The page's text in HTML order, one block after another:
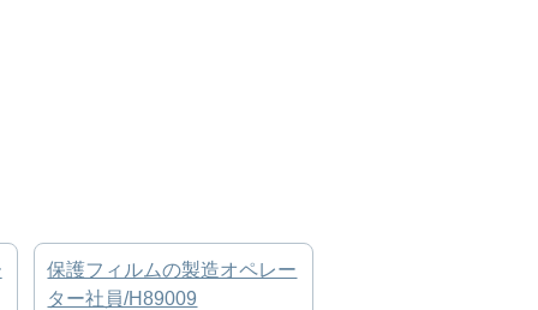
保護フィルムの製造オペレー
ター社員/H89009